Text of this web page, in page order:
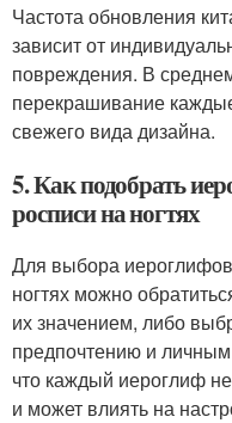
Частота обновления
зависит от
повреждения. В
перекрашивание
свежего вида дизайна.
5. Как подобрать
росписи на ногтях
Для выбора
ногтях можно
их значением, либо
предпочтению и
что каждый иероглиф
и может влиять на